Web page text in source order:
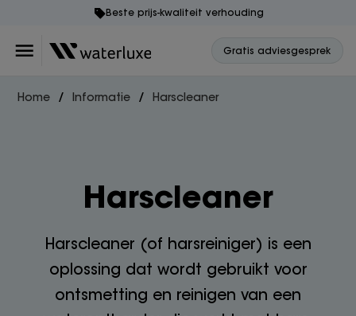
Beste prijs-kwaliteit verhouding
Gratis adviesgesprek
Home Informatie Harscleaner
Harscleaner
Harscleaner (of harsreiniger) is een
oplossing dat wordt gebruikt voor
ontsmetting en reinigen van een